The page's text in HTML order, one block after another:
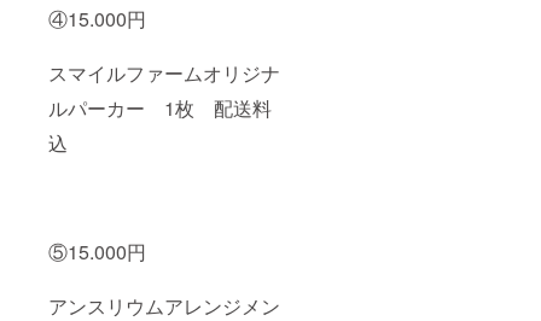
④15.000円
スマイルファームオリジナ
ルパーカー 1枚 配送料
込
⑤15.000円
アンスリウムアレンジメン